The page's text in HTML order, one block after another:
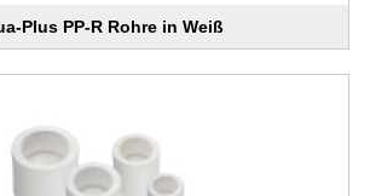
Plus PP-R Rohre in Weiß